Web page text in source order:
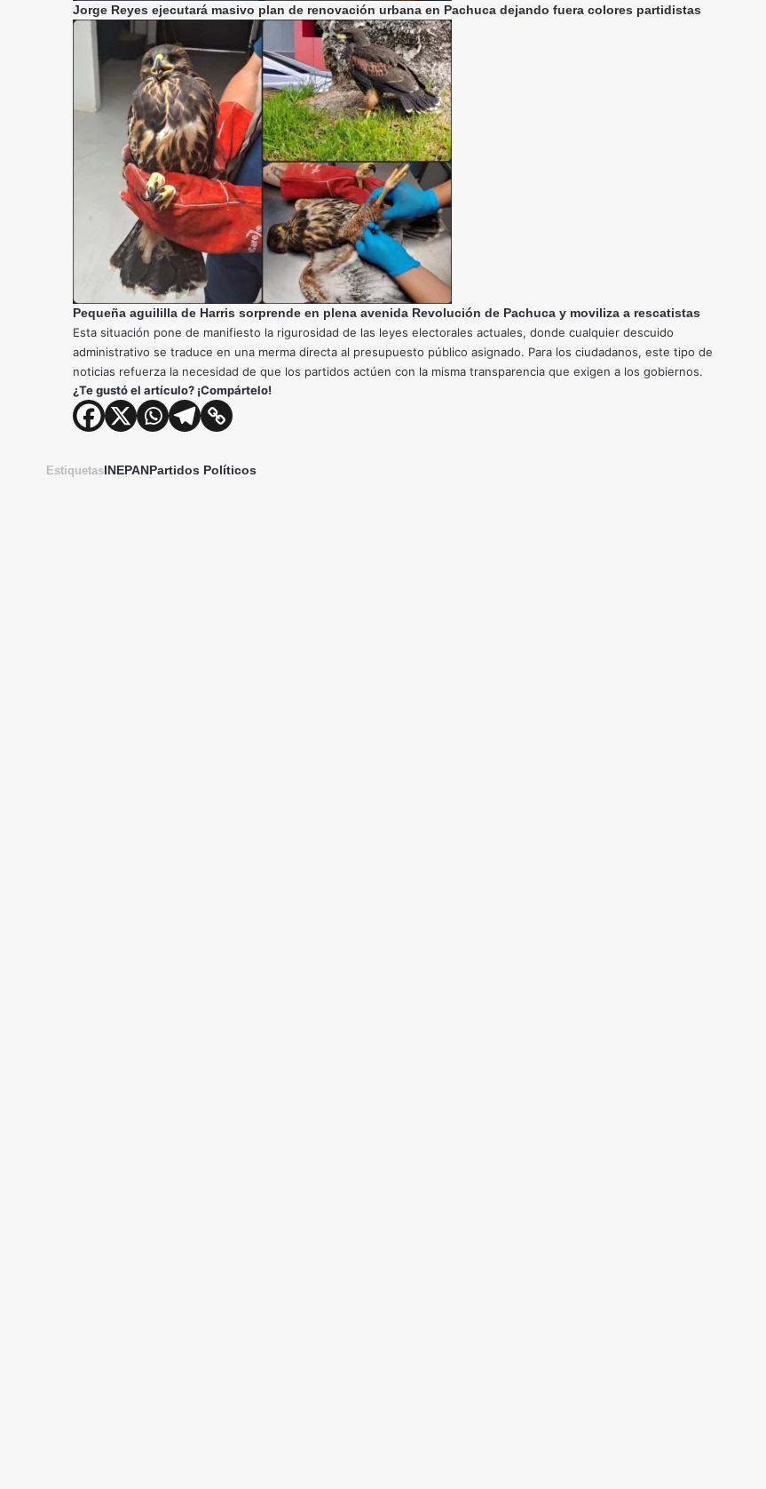
Jorge Reyes ejecutará masivo plan de renovación urbana en Pachuca dejando fuera colores partidistas
Pequeña aguililla de Harris sorprende en plena avenida Revolución de Pachuca y moviliza a rescatistas
Esta situación pone de manifiesto la rigurosidad de las leyes electorales actuales, donde cualquier descuido
administrativo se traduce en una merma directa al presupuesto público asignado. Para los ciudadanos, este tipo de
noticias refuerza la necesidad de que los partidos actúen con la misma transparencia que exigen a los gobiernos.
¿Te gustó el artículo? ¡Compártelo!
EstiquetasINEPANPartidos Políticos